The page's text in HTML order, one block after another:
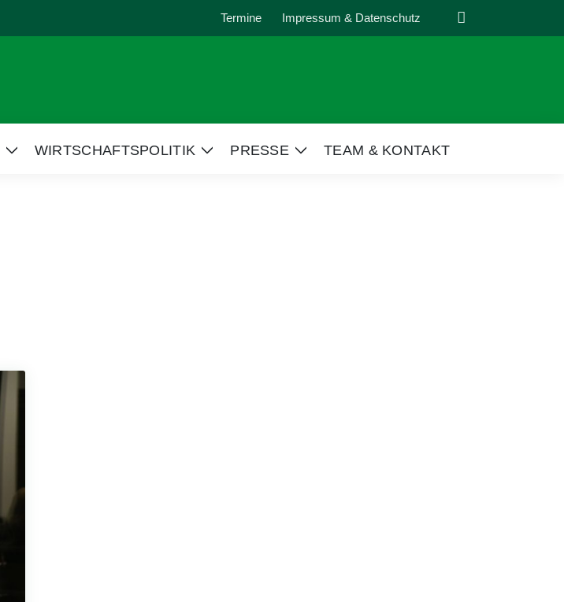
Termine Impressum & Datenschutz Suche
Zeige
WIRTSCHAFTSPOLITIK
Zeige
PRESSE
Zeige
TEAM & KONTAKT